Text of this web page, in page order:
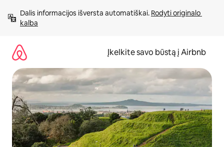
prie
turinio
Dalis informacijos išversta automatiškai. Rodyti originalo
kalba
Įkelkite savo būstą į Airbnb